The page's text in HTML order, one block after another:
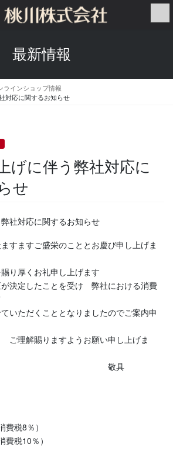
最新情報
ラインショップ情報
対応に関するお知らせ
げに伴う弊社対応に
せ
社対応に関するお知らせ
ますご盛栄のこととお慶び申し上げま
り厚くお礼申し上げます
決定したことを受け 弊社における消費
いただくこととなりましたのでご案内申
ご理解賜りますようお願い申し上げま
具
税8％）
税10％）